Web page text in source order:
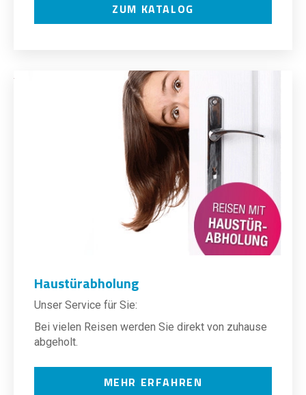
ZUM KATALOG
Haustürabholung
Unser Service für Sie:
Bei vielen Reisen werden Sie direkt von zuhause
abgeholt.
MEHR ERFAHREN